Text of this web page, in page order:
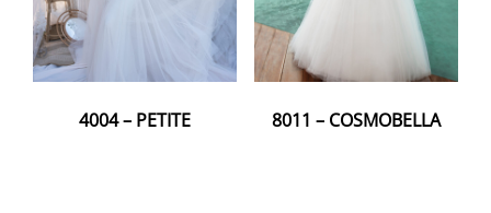
4004 – PETITE 8011 – COSMOBELLA